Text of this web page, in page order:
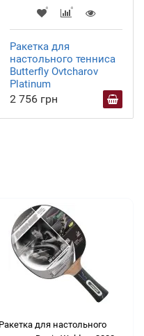
Ракетка для
настольного тенниса
Butterfly Ovtcharov
Platinum
2 756 грн
Ракетка для настольного